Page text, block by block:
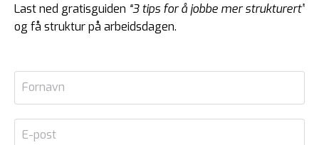
Last ned gratisguiden “3 tips for å jobbe mer strukturert”
og få struktur på arbeidsdagen.